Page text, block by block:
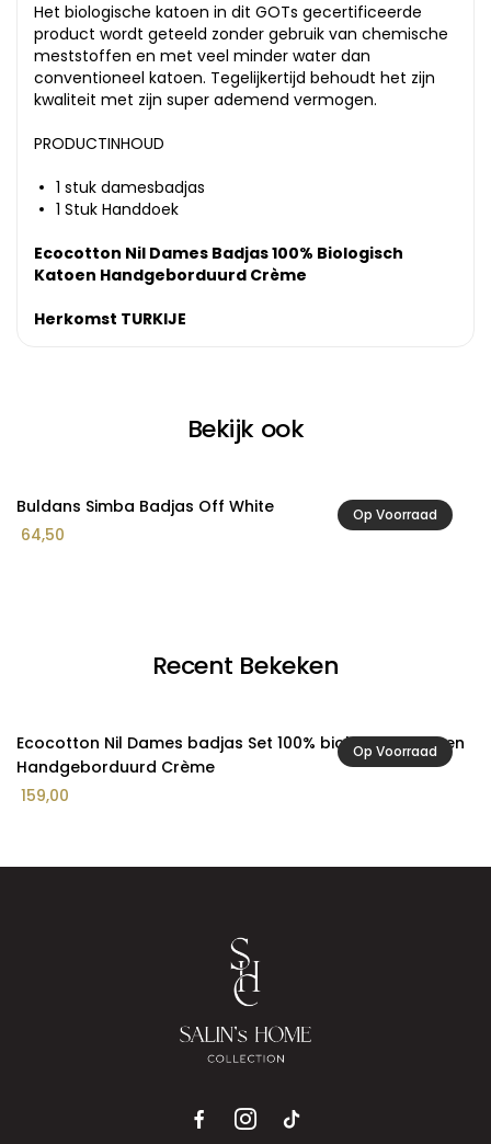
Het biologische katoen in dit GOTs gecertificeerde
product wordt geteeld zonder gebruik van chemische
meststoffen en met veel minder water dan
conventioneel katoen. Tegelijkertijd behoudt het zijn
kwaliteit met zijn super ademend vermogen.
PRODUCTINHOUD
1 stuk damesbadjas
1 Stuk Handdoek
Ecocotton Nil Dames Badjas 100% Biologisch
Katoen Handgeborduurd Crème
Herkomst TURKIJE
Bekijk ook
Op Voorraad
Buldans Simba Badjas Off White
64,50
Recent Bekeken
Op Voorraad
Ecocotton Nil Dames badjas Set 100% biologisch katoen
Handgeborduurd Crème
159,00